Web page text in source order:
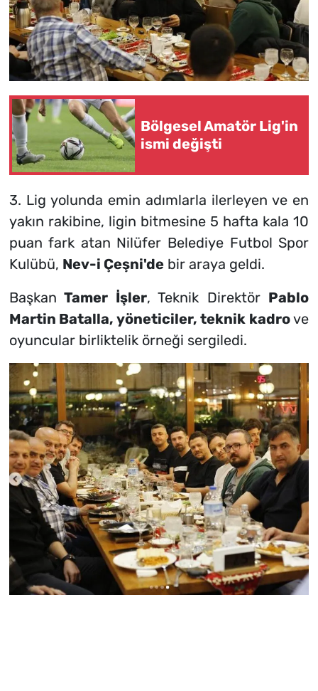
Bölgesel Amatör Lig'in
ismi değişti
3. Lig yolunda emin adımlarla ilerleyen ve en
yakın rakibine, ligin bitmesine 5 hafta kala 10
puan fark atan Nilüfer Belediye Futbol Spor
Kulübü, Nev-i Çeşni'debir araya geldi.
Başkan Tamer İşler, Teknik Direktör Pablo
Martin Batalla, yöneticiler, teknik kadrove
oyuncular birliktelik örneği sergiledi.